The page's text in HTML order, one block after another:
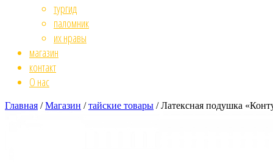
тургид
паломник
их нравы
магазин
контакт
О нас
Главная /Магазин /тайские товары / Латексная подушка